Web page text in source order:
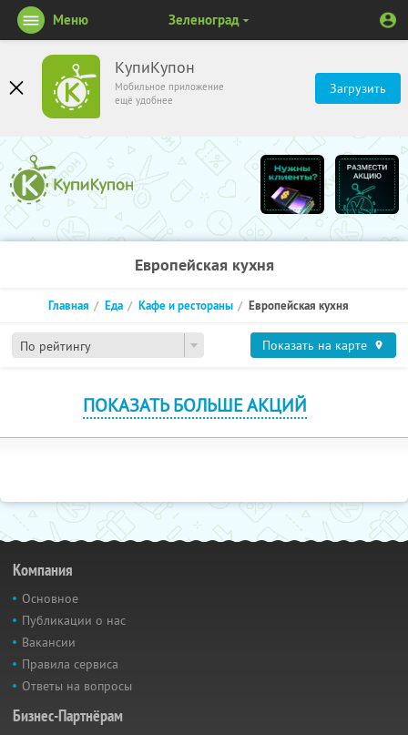
КупиКупон
Мобильное приложение
ещё удобнее
Загрузить
Меню Зеленоград
Европейская кухня
По рейтингу
Главная Еда Кафе и рестораны Европейская кухня
Показать на карте
ПОКАЗАТЬ БОЛЬШЕ АКЦИЙ
Компания
Основное
Публикации о нас
Вакансии
Правила сервиса
Ответы на вопросы
Бизнес-Партнёрам